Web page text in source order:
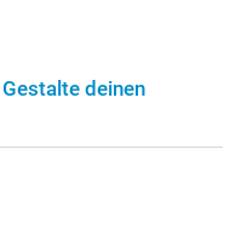
deinen